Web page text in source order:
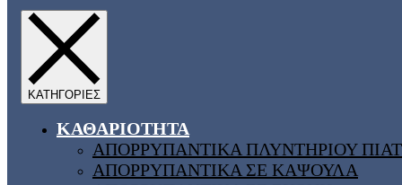
ΚΑΘΑΡΙΟΤΗΤΑ
ΑΠΟΡΡΥΠΑΝΤΙΚΑ ΠΛΥΝΤΗΡΙΟΥ
ΑΠΟΡΡΥΠΑΝΤΙΚΑ ΣΕ ΚΑΨΟΥΛΑ